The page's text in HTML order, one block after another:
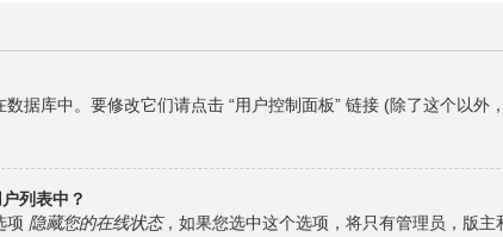
据库中。要修改它们请点击 “用户控制面板” 链接 (除了这个以
列表中？
项 隐藏您的在线状态，如果您选中这个选项，将只有管理员，版主